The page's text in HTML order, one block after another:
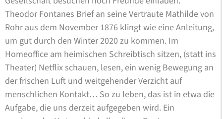
Theodor Fontanes Brief an seine Vertraute Mathilde von
Rohr aus dem November 1876 klingt wie eine Anleitung,
um gut durch den Winter 2020 zu kommen. Im
Homeoffice am heimischen Schreibtisch sitzen, (statt ins
Theater) Netflix schauen, lesen, ein wenig Bewegung an
der frischen Luft und weitgehender Verzicht auf
menschlichen Kontakt… So zu leben, das ist in etwa die
Aufgabe, die uns derzeit aufgegeben wird. Ein